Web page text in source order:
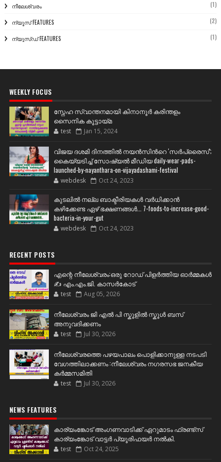
നീലേശ്വരം (1)
ന്യൂസ് FEATURES (2)
ന്യൂസ്ഡ് FEATURES (1)
WEEKLY FOCUS
സ്നേഹ സ്വാന്തനമായി കിനാനൂർ കരിന്തളം
സൈനിക കൂട്ടായ്മ
test Jan 15, 2024
വിജയ ദശമി ദിനത്തില്‍ നയന്‍സിന്‍റെ 'സര്‍പ്രൈസ്';
കൈയ്യടിച്ച് സോഷ്യല്‍ മീഡിയ daily-wear-pads-
launched-by-nayanthara-on-vijayadashami-festival
webdesk Oct 24, 2023
കുടലിൽ നല്ല ബാക്ടീരിയകൾ വര്‍ധിക്കാന്‍
കഴിക്കേണ്ട ഏഴ് ഭക്ഷണങ്ങള്‍... 7-foods-to-increase-good-
bacteria-in-your-gut
webdesk Oct 24, 2023
RECENT POSTS
എന്റെ നീലേശ്വരം:ഒരു റോഡ് പിളർത്തിയ ഓർമ്മകൾ
✍️ എം.എം.ജി. കാസർകോട്
test Aug 05, 2026
നീലേശ്വരം ജി എൽ പി സ്കൂളിൽ സ്കൂൾ ബസ്
അനുവദിക്കണം
test Jul 30, 2026
നീലേശ്വരത്തെ പഴയപാലം പൊളിക്കാനുള്ള നടപടി
വേഗത്തിലാക്കണം :നീലേശ്വരം നഗരസഭ ജനകീയ
കർമ്മസമിതി
test Jul 30, 2026
NEWS FEATURES
കാര്യംങ്കോട് അംഗണവാടിക്ക് ഏറുമാടം ഫ്രണ്ട്സ്
കാര്യംങ്കോട് വാട്ടർ പ്യൂരിഫയർ നൽകി.
test Oct 24, 2025